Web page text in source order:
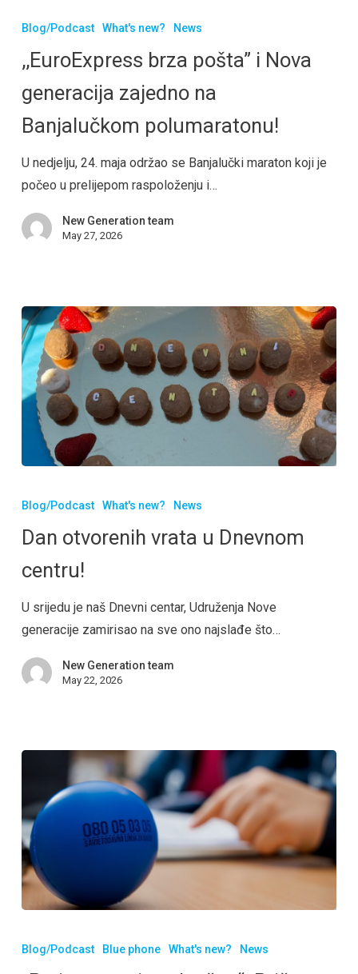
Blog/Podcast What's new? News
,,EuroExpress brza pošta” i Nova
generacija zajedno na
Banjalučkom polumaratonu!
U nedjelju, 24. maja održao se Banjalučki maraton koji je
počeo u prelijepom raspoloženju i…
New Generation team
May 27, 2026
Blog/Podcast What's new? News
Dan otvorenih vrata u Dnevnom
centru!
U srijedu je naš Dnevni centar, Udruženja Nove
generacije zamirisao na sve ono najslađe što…
New Generation team
May 22, 2026
Blog/Podcast Blue phone What's new? News